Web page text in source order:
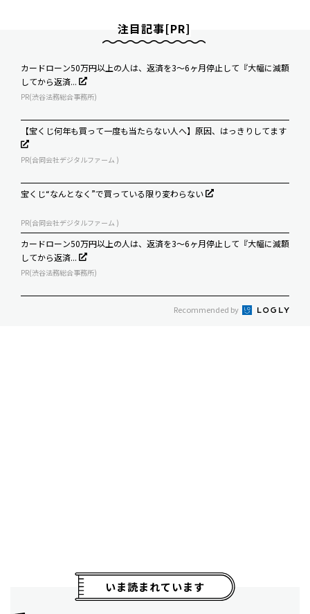
注目記事[PR]
カードローン50万円以上の人は、返済を3～6ヶ月停止して『大幅に減額
してから返済...
PR(渋谷法務総合事務所)
【宝くじ何年も買って一度も当たらない人へ】原因、はっきりしてます
PR(合同会社デジタルファーム )
宝くじ“なんとなく”で買っている限り変わらない
PR(合同会社デジタルファーム )
カードローン50万円以上の人は、返済を3～6ヶ月停止して『大幅に減額
してから返済...
PR(渋谷法務総合事務所)
Recommended by
いま読まれています